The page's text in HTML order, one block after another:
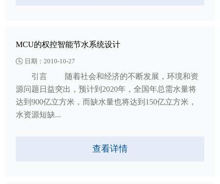
MCU的权控智能节水系统设计
日期：2010-10-27
引言 随着社会和经济的不断发展，环境和资
源问题日益突出，预计到2020年，全国年总需水量将
达到900亿立方米，而缺水量也将达到150亿立方米，
水资源短缺...
查看详情